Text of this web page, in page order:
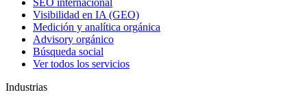
SEO internacional
Visibilidad en IA (GEO)
Medición y analítica orgánica
Advisory orgánico
Búsqueda social
Ver todos los servicios
Industrias